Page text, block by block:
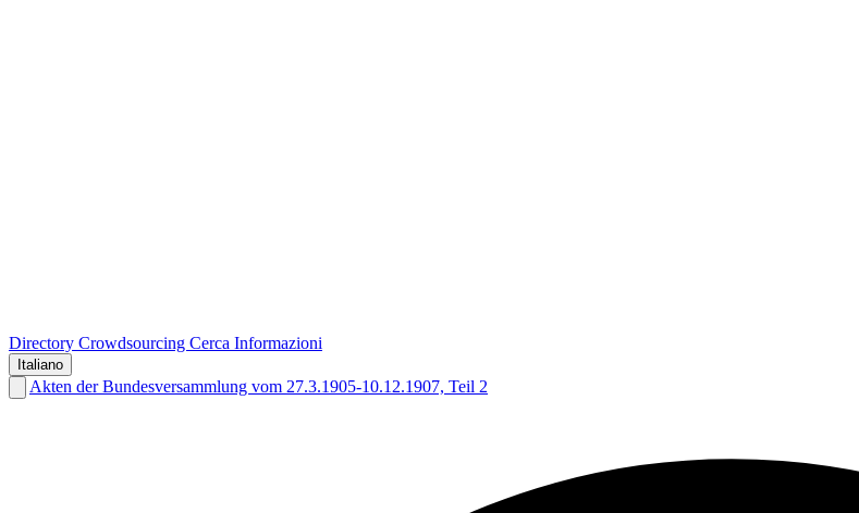
Directory Crowdsourcing Cerca Informazioni
Italiano
Akten der Bundesversammlung vom 27.3.1905-10.12.1907, Teil 2